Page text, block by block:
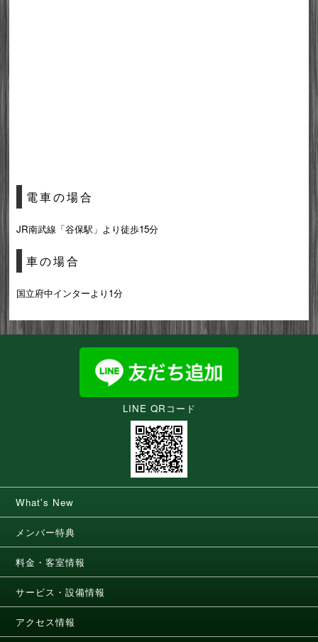
電車の場合
JR南武線「谷保駅」より徒歩15分
車の場合
国立府中インターより1分
LINE QRコード
What's New
メンバー特典
料金・客室情報
サービス・設備情報
アクセス情報